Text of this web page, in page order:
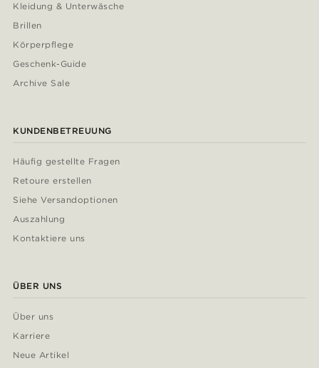
Kleidung & Unterwäsche
Brillen
Körperpflege
Geschenk-Guide
Archive Sale
KUNDENBETREUUNG
Häufig gestellte Fragen
Retoure erstellen
Siehe Versandoptionen
Auszahlung
Kontaktiere uns
ÜBER UNS
Über uns
Karriere
Neue Artikel